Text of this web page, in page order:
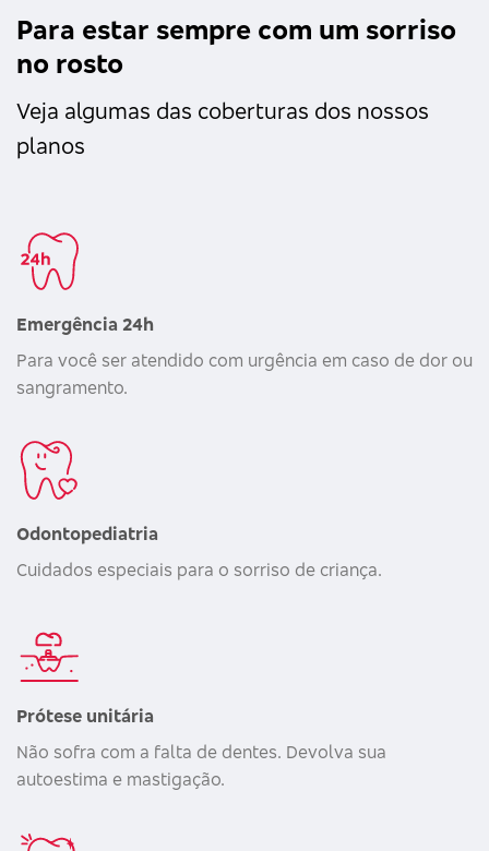
Para estar sempre com um sorriso
no rosto
Veja algumas das coberturas dos nossos
planos
Emergência 24h
Para você ser atendido com urgência em caso de dor ou
sangramento.
Odontopediatria
Cuidados especiais para o sorriso de criança.
Prótese unitária
Não sofra com a falta de dentes. Devolva sua
autoestima e mastigação.